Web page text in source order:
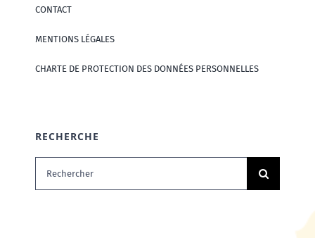
CONTACT
MENTIONS LÉGALES
CHARTE DE PROTECTION DES DONNÉES PERSONNELLES
RECHERCHE
Rechercher: